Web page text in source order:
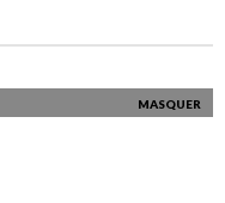
MASQUER